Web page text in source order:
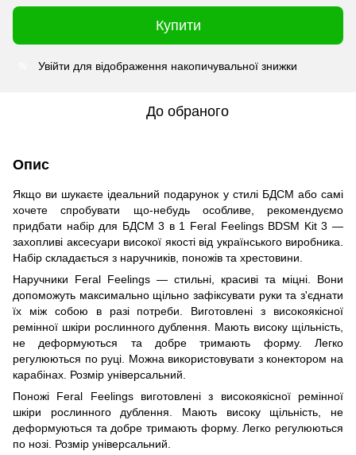
Купити
Увійти для відображення накопичувальної знижки
До обраного
Опис
Якщо ви шукаєте ідеальний подарунок у стилі БДСМ або самі
хочете спробувати що-небудь особливе, рекомендуємо
придбати набір для БДСМ 3 в 1 Feral Feelings BDSM Kit 3 —
захопливі аксесуари високої якості від українського виробника.
Набір складається з наручників, поножів та хрестовини.
Наручники Feral Feelings — стильні, красиві та міцні. Вони
допоможуть максимально щільно зафіксувати руки та з'єднати
їх між собою в разі потреби. Виготовлені з високоякісної
ремінної шкіри рослинного дублення. Мають високу щільність,
не деформуються та добре тримають форму. Легко
регулюються по руці. Можна використовувати з конектором на
карабінах. Розмір універсальний.
Поножі Feral Feelings виготовлені з високоякісної ремінної
шкіри рослинного дублення. Мають високу щільність, не
деформуються та добре тримають форму. Легко регулюються
по нозі. Розмір універсальний.